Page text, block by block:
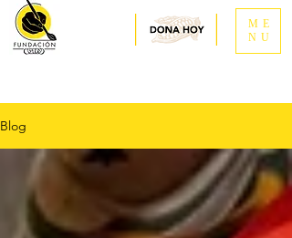
ME
NU
Blog